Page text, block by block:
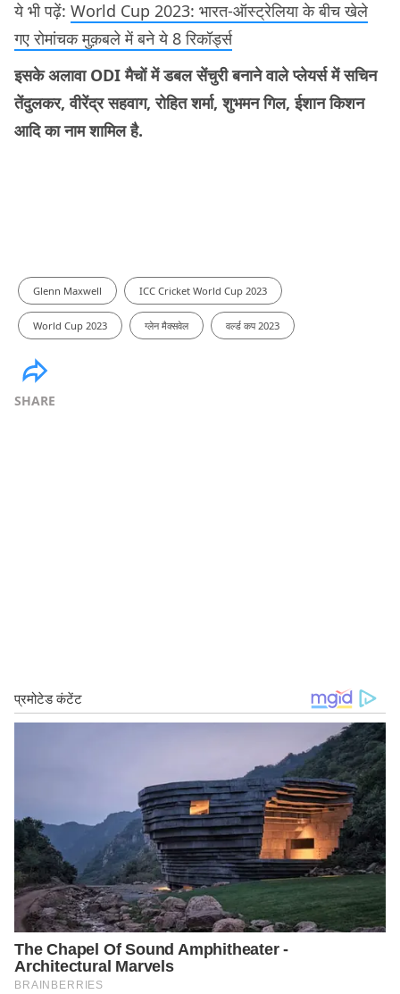
ये भी पढ़ें: World Cup 2023: भारत-ऑस्ट्रेलिया के बीच खेले
गए रोमांचक मुक़बले में बने ये 8 रिकॉर्ड्स
इसके अलावा ODI मैचों में डबल सेंचुरी बनाने वाले प्लेयर्स में सचिन
तेंदुलकर, वीरेंद्र सहवाग, रोहित शर्मा, शुभमन गिल, ईशान किशन
आदि का नाम शामिल है.
Glenn Maxwell ICC Cricket World Cup 2023
World Cup 2023 ग्लेन मैक्सवेल वर्ल्ड कप 2023
SHARE